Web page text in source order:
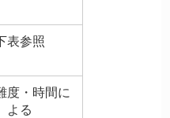
表参照
度・時間に
よる